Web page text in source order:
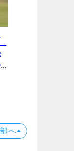
へ